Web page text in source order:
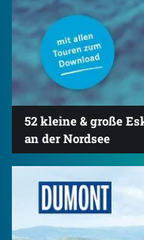
52 kleine & große
an der Nordsee